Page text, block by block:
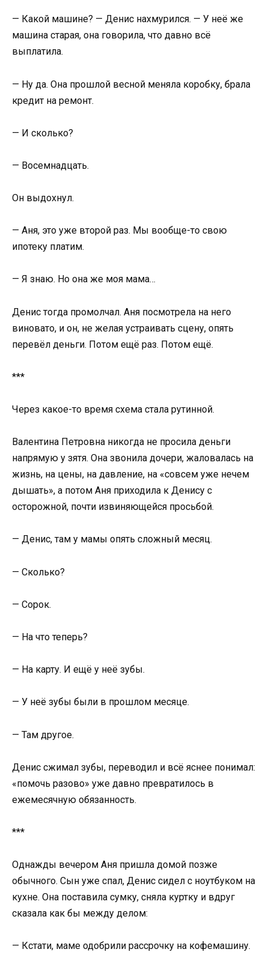
— Какой машине? — Денис нахмурился. — У неё же
машина старая, она говорила, что давно всё
выплатила.
— Ну да. Она прошлой весной меняла коробку, брала
кредит на ремонт.
— И сколько?
— Восемнадцать.
Он выдохнул.
— Аня, это уже второй раз. Мы вообще-то свою
ипотеку платим.
— Я знаю. Но она же моя мама…
Денис тогда промолчал. Аня посмотрела на него
виновато, и он, не желая устраивать сцену, опять
перевёл деньги. Потом ещё раз. Потом ещё.
***
Через какое-то время схема стала рутинной.
Валентина Петровна никогда не просила деньги
напрямую у зятя. Она звонила дочери, жаловалась на
жизнь, на цены, на давление, на «совсем уже нечем
дышать», а потом Аня приходила к Денису с
осторожной, почти извиняющейся просьбой.
— Денис, там у мамы опять сложный месяц.
— Сколько?
— Сорок.
— На что теперь?
— На карту. И ещё у неё зубы.
— У неё зубы были в прошлом месяце.
— Там другое.
Денис сжимал зубы, переводил и всё яснее понимал:
«помочь разово» уже давно превратилось в
ежемесячную обязанность.
***
Однажды вечером Аня пришла домой позже
обычного. Сын уже спал, Денис сидел с ноутбуком на
кухне. Она поставила сумку, сняла куртку и вдруг
сказала как бы между делом:
— Кстати, маме одобрили рассрочку на кофемашину.